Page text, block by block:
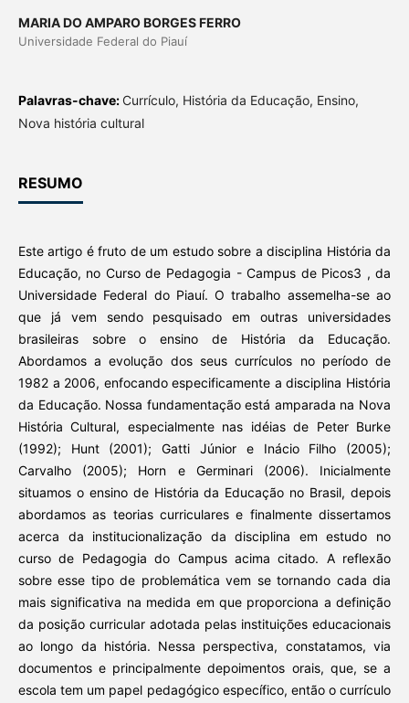
MARIA DO AMPARO BORGES FERRO
Universidade Federal do Piauí
Palavras-chave: Currículo, História da Educação, Ensino,
Nova história cultural
RESUMO
Este artigo é fruto de um estudo sobre a disciplina História da
Educação, no Curso de Pedagogia - Campus de Picos3 , da
Universidade Federal do Piauí. O trabalho assemelha-se ao
que já vem sendo pesquisado em outras universidades
brasileiras sobre o ensino de História da Educação.
Abordamos a evolução dos seus currículos no período de
1982 a 2006, enfocando especificamente a disciplina História
da Educação. Nossa fundamentação está amparada na Nova
História Cultural, especialmente nas idéias de Peter Burke
(1992); Hunt (2001); Gatti Júnior e Inácio Filho (2005);
Carvalho (2005); Horn e Germinari (2006). Inicialmente
situamos o ensino de História da Educação no Brasil, depois
abordamos as teorias curriculares e finalmente dissertamos
acerca da institucionalização da disciplina em estudo no
curso de Pedagogia do Campus acima citado. A reflexão
sobre esse tipo de problemática vem se tornando cada dia
mais significativa na medida em que proporciona a definição
da posição curricular adotada pelas instituições educacionais
ao longo da história. Nessa perspectiva, constatamos, via
documentos e principalmente depoimentos orais, que, se a
escola tem um papel pedagógico específico, então o currículo